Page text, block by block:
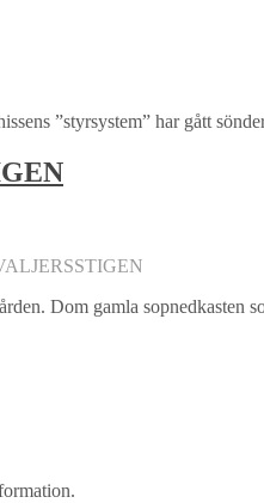
”styrsystem” har gått
Dom gamla sopnedkasten